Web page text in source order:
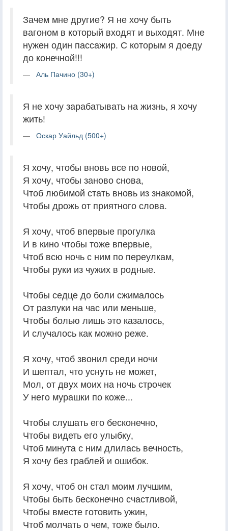
Зачем мне другие? Я не хочу быть
вагоном в который входят и выходят. Мне
нужен один пассажир. С которым я доеду
до конечной!!!
Аль Пачино (30+)
Я не хочу зарабатывать на жизнь, я хочу
жить!
Оскар Уайльд (500+)
Я хочу, чтобы вновь все по новой,
Я хочу, чтобы заново снова,
Чтоб любимой стать вновь из знакомой,
Чтобы дрожь от приятного слова.
Я хочу, чтоб впервые прогулка
И в кино чтобы тоже впервые,
Чтоб всю ночь с ним по переулкам,
Чтобы руки из чужих в родные.
Чтобы седце до боли сжималось
От разлуки на час или меньше,
Чтобы болью лишь это казалось,
И случалось как можно реже.
Я хочу, чтоб звонил среди ночи
И шептал, что уснуть не может,
Мол, от двух моих на ночь строчек
У него мурашки по коже...
Чтобы слушать его бесконечно,
Чтобы видеть его улыбку,
Чтоб минута с ним длилась вечность,
Я хочу без граблей и ошибок.
Я хочу, чтоб он стал моим лучшим,
Чтобы быть бесконечно счастливой,
Чтобы вместе готовить ужин,
Чтоб молчать о чем, тоже было.